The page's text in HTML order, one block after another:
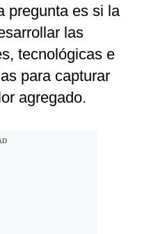
pregunta es si la
las
tecnológicas e
para capturar
agregado.